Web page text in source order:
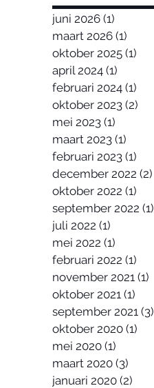
juni 2026 (1)
maart 2026 (1)
oktober 2025 (1)
april 2024 (1)
februari 2024 (1)
oktober 2023 (2)
mei 2023 (1)
maart 2023 (1)
februari 2023 (1)
december 2022 (2)
oktober 2022 (1)
september 2022 (1)
juli 2022 (1)
mei 2022 (1)
februari 2022 (1)
november 2021 (1)
oktober 2021 (1)
september 2021 (3)
oktober 2020 (1)
mei 2020 (1)
maart 2020 (3)
januari 2020 (2)